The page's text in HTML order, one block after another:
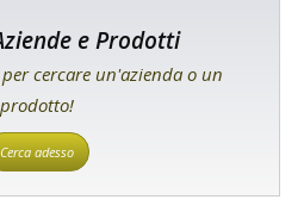
e Prodotti
cercare un'azienda o un
prodotto!
Cerca adesso